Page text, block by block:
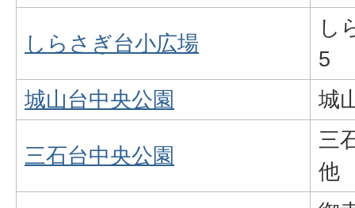
しらさぎ台小広場
し
5
城山台中央公園
城
三石台中央公園
三
他